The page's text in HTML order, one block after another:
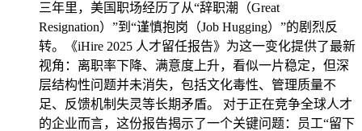
三年里，美国职场经历了从“辞职潮（Great
Resignation）”到“谨慎抱岗（Job Hugging）”的剧烈反
转。《iHire 2025 人才留任报告》为这一变化提供了最新
视角：离职率下降、满意度上升，看似一片稳定，但深
层结构性问题并未消失，包括文化毒性、管理质量不
足、反馈机制失灵等长期矛盾。 对于正在竞争全球人才
的企业而言，这份报告揭示了一个关键问题：员工“留下